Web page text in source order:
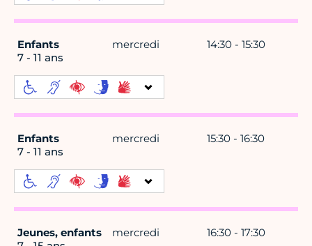
Enfants
7 - 11 ans
mercredi 14:30 - 15:30
Enfants
7 - 11 ans
mercredi 15:30 - 16:30
Jeunes, enfants
mercredi 16:30 - 17:30